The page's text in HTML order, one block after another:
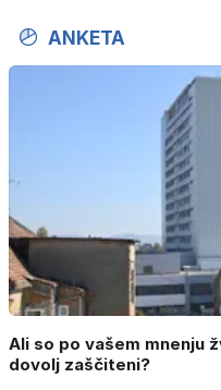
ANKETA
Ali so po vašem mnenju
dovolj zaščiteni?